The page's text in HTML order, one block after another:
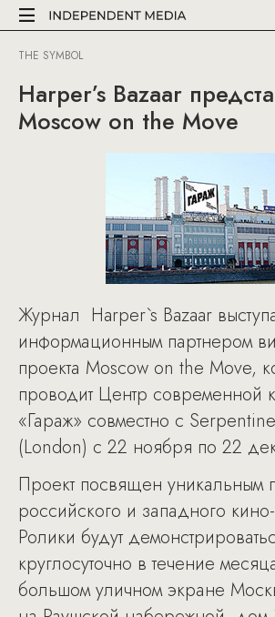
THE SYMBOL
Harper’s Bazaar
Мoscow on the Move
Журнал Harper`s Bazaar
информационным партнером
проекта Мoscow on the Move,
проводит Центр современной
«Гараж» совместно с
(London) с 22 ноября по 22
Проект посвящен уникальным
российского и западного
Ролики будут
круглосуточно в течение
большом уличном экране